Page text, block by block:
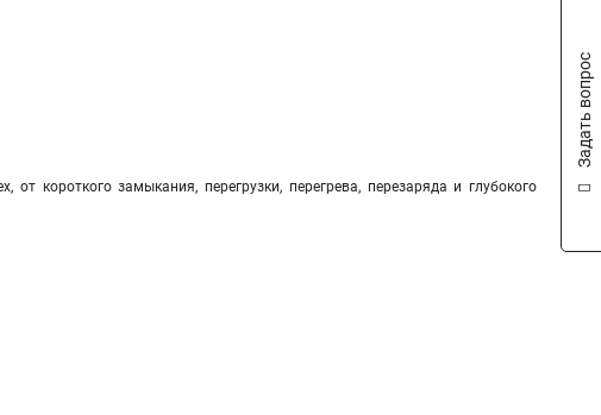
короткого замыкания, перегрузки, перегрева, перезаряда и глубокого
Задать вопрос